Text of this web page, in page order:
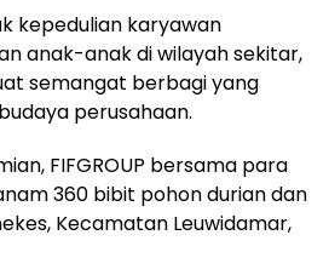
kepedulian karyawan
anak-anak di wilayah sekitar,
semangat berbagi yang
perusahaan.
FIFGROUP bersama para
360 bibit pohon durian dan
Kecamatan Leuwidamar,